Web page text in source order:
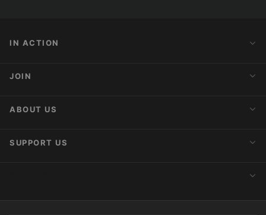
IN ACTION
Action Alerts
JOIN
ABOUT US
SUPPORT US
Donor Care